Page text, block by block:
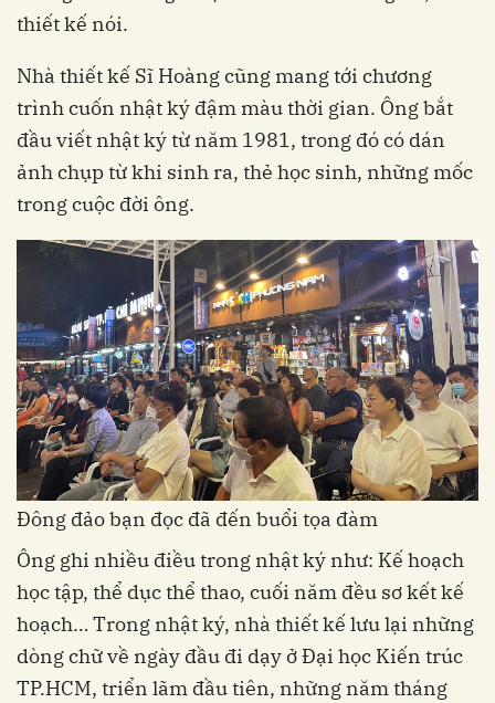
thiết kế nói.
Nhà thiết kế Sĩ Hoàng cũng mang tới chương
trình cuốn nhật ký đậm màu thời gian. Ông bắt
đầu viết nhật ký từ năm 1981, trong đó có dán
ảnh chụp từ khi sinh ra, thẻ học sinh, những mốc
trong cuộc đời ông.
Đông đảo bạn đọc đã đến buổi tọa đàm
Ông ghi nhiều điều trong nhật ký như: Kế hoạch
học tập, thể dục thể thao, cuối năm đều sơ kết kế
hoạch… Trong nhật ký, nhà thiết kế lưu lại những
dòng chữ về ngày đầu đi dạy ở Đại học Kiến trúc
TP.HCM, triển lãm đầu tiên, những năm tháng